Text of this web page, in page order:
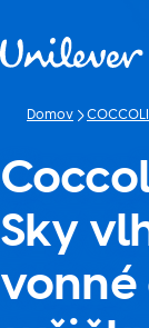
Domov
Sky
vonné